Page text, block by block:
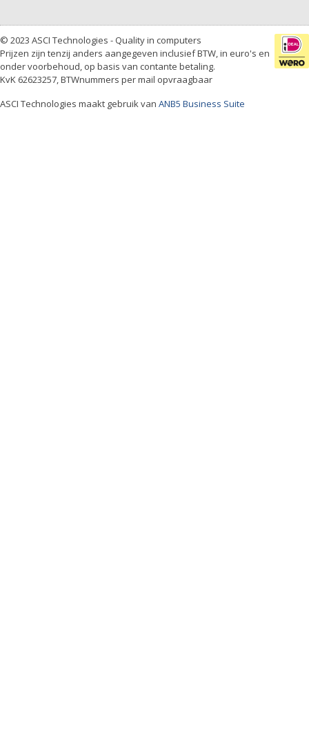
© 2023 ASCI Technologies - Quality in computers
Prijzen zijn tenzij anders aangegeven inclusief BTW, in euro's en
onder voorbehoud, op basis van contante betaling.
KvK 62623257, BTWnummers per mail opvraagbaar
ASCI Technologies maakt gebruik van ANB5 Business Suite